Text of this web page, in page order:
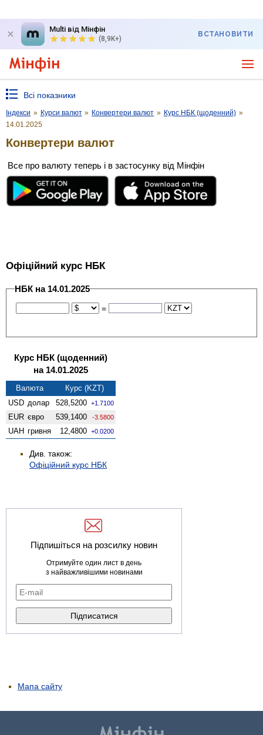
Multi від Мінфін
(8,9K+)
ВСТАНОВИТИ
Всі показники
Індекси » Курси валют » Конвертери валют » Курс НБК (щоденний) »
14.01.2025
Конвертери валют
Все про валюту теперь і в застосунку від Мінфін
Офіційний курс НБК
НБК на 14.01.2025
=
Курс НБК (щоденний)
на 14.01.2025
Валюта
Курс (KZT)
USD долар 528,5200 +1.7100
EUR євро 539,1400 -3.5800
UAH гривня 12,4800 +0.0200
Див. також:
Офіційний курс НБК
Підпишіться на розсилку новин
Отримуйте один лист в день
з найважливішими новинами
Мапа сайту